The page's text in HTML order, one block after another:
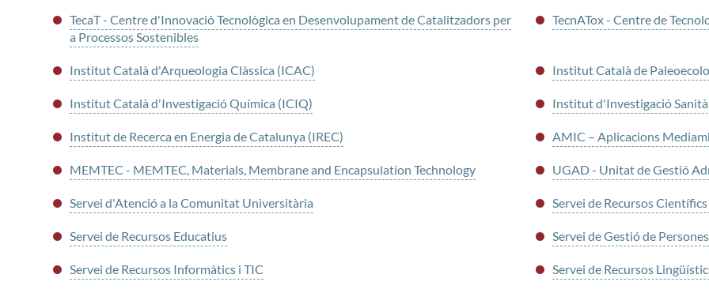
TecaT - Centre d'Innovació Tecnològica en Desenvolupament de Catalitzadors per
a Processos Sostenibles
TecnATox - Centre de
Institut Català d'Arqueologia Clàssica (ICAC) Institut Català de
Institut Català d'Investigació Química (ICIQ) Institut d'Investigació
Institut de Recerca en Energia de Catalunya (IREC) AMIC – Aplicacions
MEMTEC - MEMTEC, Materials, Membrane and Encapsulation Technology UGAD - Unitat de Gestió
Servei d'Atenció a la Comunitat Universitària Servei de Recursos Científics
Servei de Recursos Educatius Servei de Gestió de Persones
Servei de Recursos Informàtics i TIC Servei de Recursos